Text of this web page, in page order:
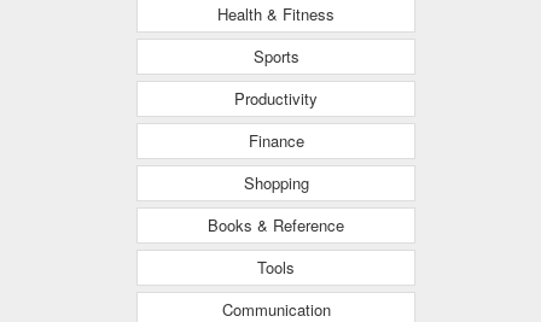
Health & Fitness
Sports
Productivity
Finance
Shopping
Books & Reference
Tools
Communication